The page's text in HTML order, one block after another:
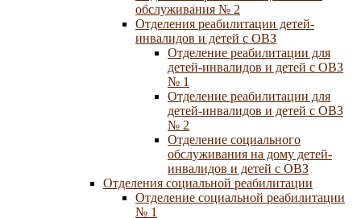
обслуживания № 2
Отделения реабилитации детей-
инвалидов и детей с ОВЗ
Отделение реабилитации для
детей-инвалидов и детей с ОВЗ
№ 1
Отделение реабилитации для
детей-инвалидов и детей с ОВЗ
№ 2
Отделение социального
обслуживания на дому детей-
инвалидов и детей с ОВЗ
Отделения социальной реабилитации
Отделение социальной реабилитации
№ 1